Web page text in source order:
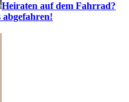
Heiraten auf dem Fahrrad?
abgefahren!